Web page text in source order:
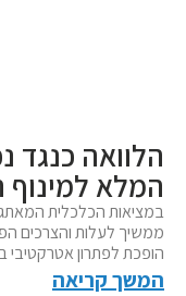
המלא למינוף
ממשיך לעלות והצרכים
הופכת לפתרון אטרקטיבי
המשך קריאה